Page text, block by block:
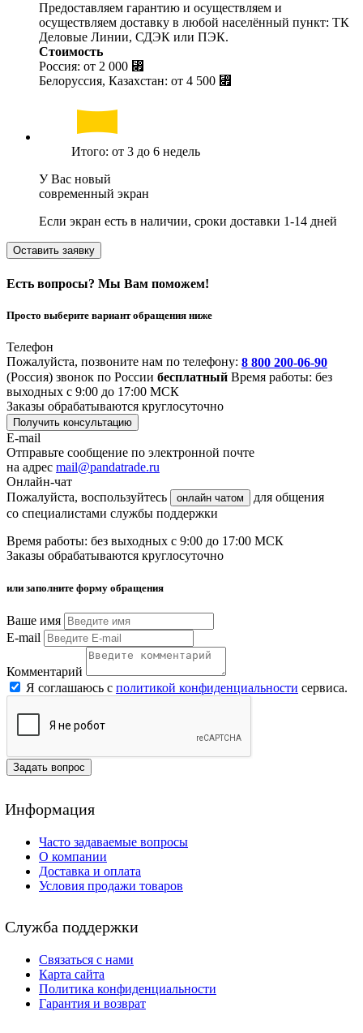
Предоставляем гарантию и осуществляем и
осуществляем доставку в любой населённый пункт: ТК
Деловые Линии, СДЭК или ПЭК.
Стоимость
Россия: от 2 000 ⃏
Белоруссия, Казахстан: от 4 500 ⃏
Итого: от 3 до 6 недель
У Вас новый
современный экран
Если экран есть в наличии, сроки доставки 1-14 дней
Оставить заявку
Есть вопросы? Мы Вам поможем!
Просто выберите вариант обращения ниже
Телефон
Пожалуйста, позвоните нам по телефону: 8 800 200-06-90
(Россия) звонок по России бесплатный Время работы: без
выходных с 9:00 до 17:00 МСК
Заказы обрабатываются круглосуточно
Получить консультацию
E-mail
Отправьте сообщение по электронной почте
на адрес mail@pandatrade.ru
Онлайн-чат
Пожалуйста, воспользуйтесь
онлайн чатом
для общения
со специалистами службы поддержки
Время работы: без выходных с 9:00 до 17:00 МСК
Заказы обрабатываются круглосуточно
или заполните форму обращения
Ваше имя
E-mail
Комментарий
Я соглашаюсь с политикой конфиденциальности сервиса.
Задать вопрос
Информация
Часто задаваемые вопросы
О компании
Доставка и оплата
Условия продажи товаров
Служба поддержки
Связаться с нами
Карта сайта
Политика конфиденциальности
Гарантия и возврат